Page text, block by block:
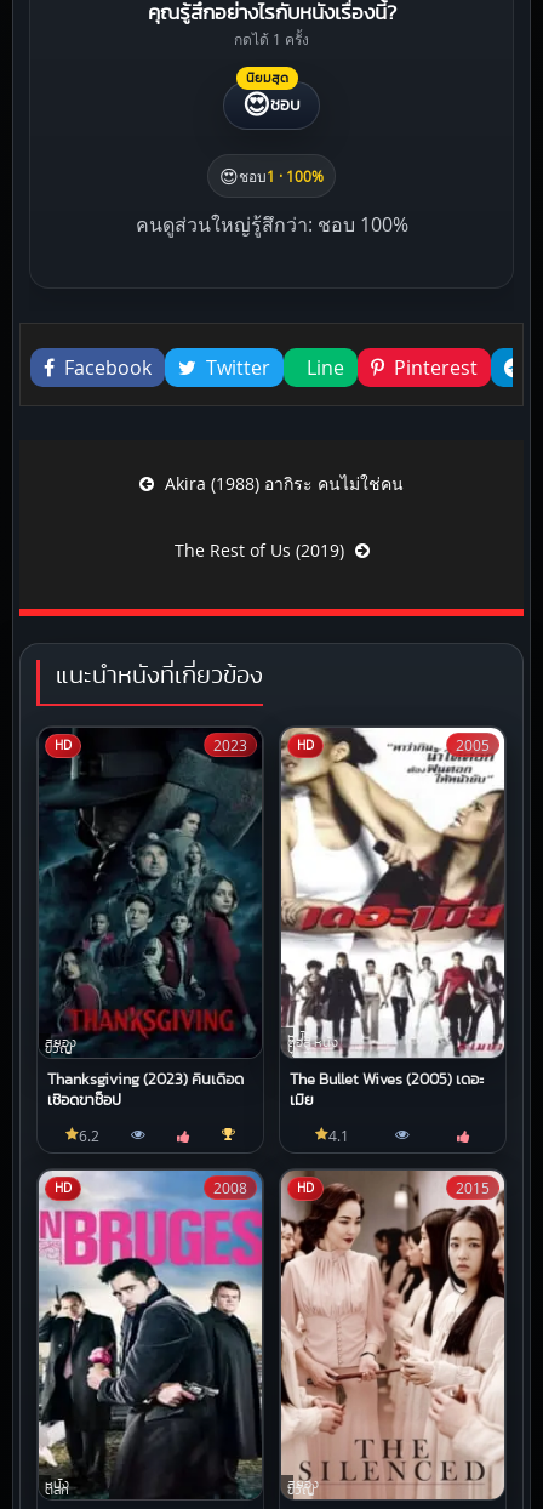
คุณรู้สึกอย่างไรกับหนังเรื่องนี้?
กดได้ 1 ครั้ง
นิยมสุด
😍ชอบ
😍ชอบ1 · 100%
คนดูส่วนใหญ่รู้สึกว่า: ชอบ 100%
Liked this
Facebook
Twitter Line Pinterest
Post navigation Akira (1988) อากิระ คนไม่ใช่คน
The Rest of Us (2019)
แนะนำหนังที่เกี่ยวข้อง
HD
สยอง
ขวัญ
Thanksgiving (2023) คืนเดือด
เชือดขาช็อป
2023
6.2
HD
หนัง
ต่อสู้,หนัง
บู๊
The Bullet Wives (2005) เดอะ
เมีย
2005
4.1
HD
หนัง
ตลก
2008 HD
สยอง
ขวัญ
2015